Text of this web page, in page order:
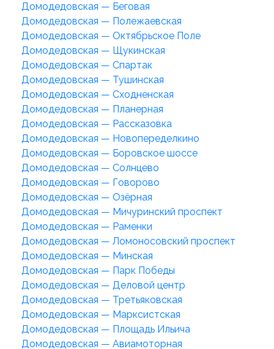
Домодедовская — Беговая
Домодедовская — Полежаевская
Домодедовская — Октябрьское Поле
Домодедовская — Щукинская
Домодедовская — Спартак
Домодедовская — Тушинская
Домодедовская — Сходненская
Домодедовская — Планерная
Домодедовская — Рассказовка
Домодедовская — Новопеределкино
Домодедовская — Боровское шоссе
Домодедовская — Солнцево
Домодедовская — Говорово
Домодедовская — Озёрная
Домодедовская — Мичуринский проспект
Домодедовская — Раменки
Домодедовская — Ломоносовский проспект
Домодедовская — Минская
Домодедовская — Парк Победы
Домодедовская — Деловой центр
Домодедовская — Третьяковская
Домодедовская — Марксистская
Домодедовская — Площадь Ильича
Домодедовская — Авиамоторная